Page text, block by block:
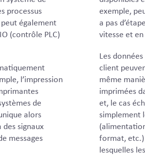
processus
peut également
(contrôle PLC)
l’impression
de
alors
signaux
messages
exemple,
a pas
vitesse et
Les
client
même
imprimées
et, le cas
simplement
format,
lesquelles